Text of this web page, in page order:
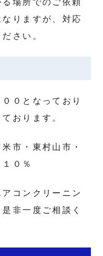
りますが、対応
さい。
０となっており
おります。
市・東村山市・
０％
コンクリーニン
非一度ご相談く